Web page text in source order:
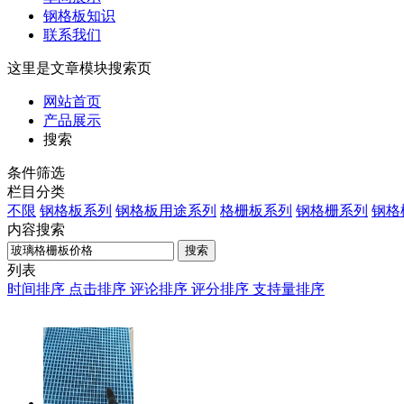
钢格板知识
联系我们
这里是文章模块搜索页
网站首页
产品展示
搜索
条件筛选
栏目分类
不限 钢格板系列 钢格板用途系列 格栅板系列 钢格栅系列 钢格
内容搜索
搜索
列表
时间排序 点击排序 评论排序 评分排序 支持量排序